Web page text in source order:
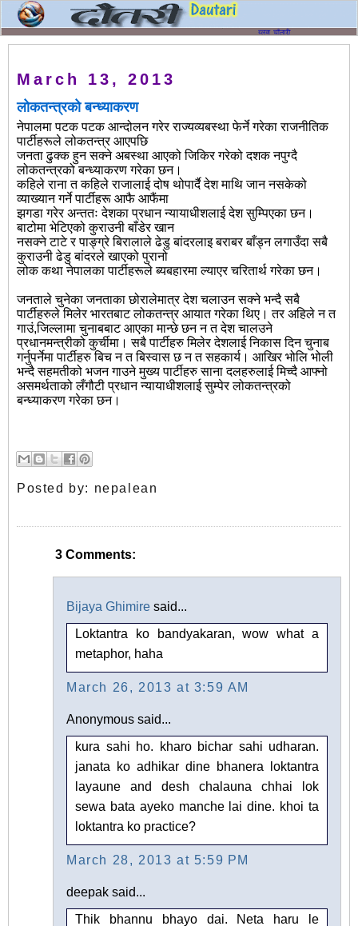
March 13, 2013
लोकतन्त्रको बन्ध्याकरण
नेपालमा पटक पटक आन्दोलन गरेर राज्यव्यबस्था फेर्ने गरेका राजनीतिक
पार्टीहरूले लोकतन्त्र आएपछि
जनता ढुक्क हुन सक्ने अबस्था आएको जिकिर गरेको दशक नपुग्दै
लोकतन्त्रको बन्ध्याकरण गरेका छन।
कहिले राना त कहिले राजालाई दोष थोपार्दै देश माथि जान नसकेको
व्याख्यान गर्ने पार्टीहरू आफै आफैंमा
झगडा गरेर अन्ततः देशका प्रधान न्यायाधीशलाई देश सुम्पिएका छन।
बाटोमा भेटिएको कुराउनी बाँडेर खान
नसक्ने टाटे र पाङ्ग्रे बिरालाले ढेडु बांदरलाइ बराबर बाँड्न लगाउँदा सबै
कुराउनी ढेडु बांदरले खाएको पुरानो
लोक कथा नेपालका पार्टीहरूले ब्यबहारमा ल्याएर चरितार्थ गरेका छन।
जनताले चुनेका जनताका छोरालेमात्र देश चलाउन सक्ने भन्दै सबै
पार्टीहरुले मिलेर भारतबाट लोकतन्त्र आयात गरेका थिए। तर अहिले न त
गाउं,जिल्लामा चुनाबबाट आएका मान्छे छन न त देश चालउने
प्रधानमन्त्रीको कुर्चीमा। सबै पार्टीहरु मिलेर देशलाई निकास दिन चुनाब
गर्नुपर्नेमा पार्टीहरु बिच न त बिस्वास छ न त सहकार्य। आखिर भोलि भोली
भन्दै सहमतीको भजन गाउने मुख्य पार्टीहरु साना दलहरुलाई मिच्दै आफ्नो
असमर्थताको लँगौटी प्रधान न्यायाधीशलाई सुम्पेर लोकतन्त्रको
बन्ध्याकरण गरेका छन।
Posted by: nepalean
3 Comments:
Bijaya Ghimire said...
Loktantra ko bandyakaran, wow what a
metaphor, haha
March 26, 2013 at 3:59 AM
Anonymous said...
kura sahi ho. kharo bichar sahi udharan.
janata ko adhikar dine bhanera loktantra
layaune and desh chalauna chhai lok
sewa bata ayeko manche lai dine. khoi ta
loktantra ko practice?
March 28, 2013 at 5:59 PM
deepak said...
Thik bhannu bhayo dai. Neta haru le